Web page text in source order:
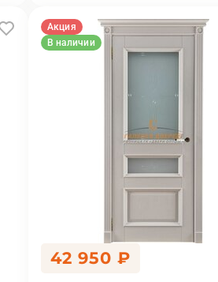
Акция
В наличии
42 950 ₽